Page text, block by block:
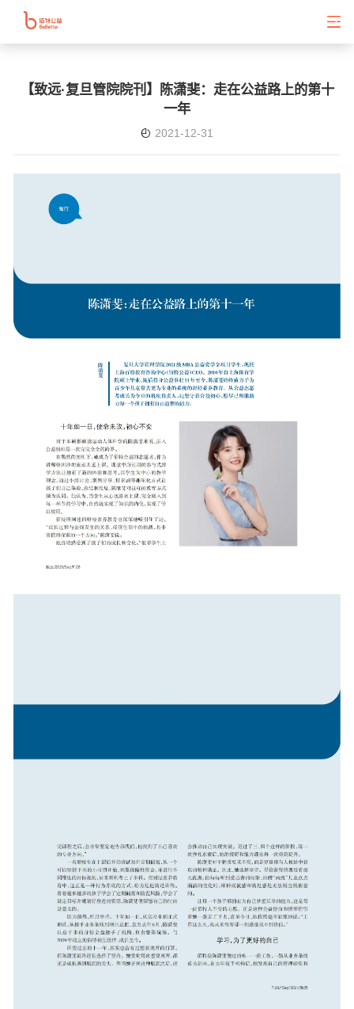
【致远·复旦管院院刊】陈潇斐：走在公益路上的第十
一年
2021-12-31